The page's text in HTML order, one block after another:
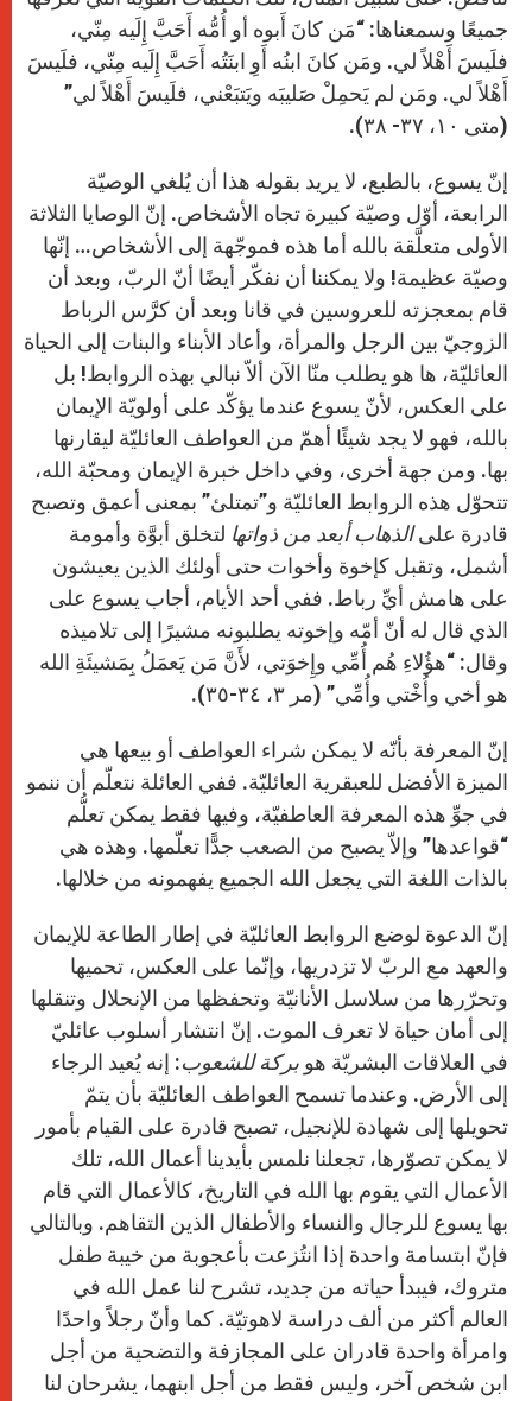
جميعًا وسمعناها: “مَن كانَ أَبوه أو أُمُّه أَحَبَّ إِلَيه مِنّي،
فلَيسَ أَهْلاً لي. ومَن كانَ ابنُه أَوِ ابنَتُه أَحَبَّ إِلَيه مِنّي، فلَيسَ
أَهْلاً لي. ومَن لم يَحمِلْ صَليبَه ويَتبَعْني، فلَيسَ أَهْلاً لي”
(متى ١٠، ٣٧- ٣٨).
إنّ يسوع، بالطبع، لا يريد بقوله هذا أن يُلغي الوصيّة
الرابعة، أوّل وصيّة كبيرة تجاه الأشخاص. إنّ الوصايا الثلاثة
الأولى متعلَّقة بالله أما هذه فموجّهة إلى الأشخاص… إنّها
وصيّة عظيمة! ولا يمكننا أن نفكّر أيضًا أنّ الربّ، وبعد أن
قام بمعجزته للعروسين في قانا وبعد أن كرَّس الرباط
الزوجيّ بين الرجل والمرأة، وأعاد الأبناء والبنات إلى الحياة
العائليّة، ها هو يطلب منّا الآن ألاّ نبالي بهذه الروابط! بل
على العكس، لأنّ يسوع عندما يؤكّد على أولويّة الإيمان
بالله، فهو لا يجد شيئًا أهمّ من العواطف العائليّة ليقارنها
بها. ومن جهة أخرى، وفي داخل خبرة الإيمان ومحبّة الله،
تتحوّل هذه الروابط العائليّة و”تمتلئ” بمعنى أعمق وتصبح
قادرة علىالذهاب أبعد من ذواتها لتخلق أبوَّة وأمومة
أشمل، وتقبل كإخوة وأخوات حتى أولئك الذين يعيشون
على هامش أيِّ رباط. ففي أحد الأيام، أجاب يسوع على
الذي قال له أنّ أمّه وإخوته يطلبونه مشيرًا إلى تلاميذه
وقال: “هؤُلاءِ هُم أُمِّي وإِخوَتي، لأَنَّ مَن يَعمَلُ بِمَشيئَةِ الله
هو أخي وأُخْتي وأُمِّي” (مر ٣، ٣٤-٣٥).
إنّ المعرفة بأنّه لا يمكن شراء العواطف أو بيعها هي
الميزة الأفضل للعبقرية العائليّة. ففي العائلة نتعلّم أن ننمو
في جوِّ هذه المعرفة العاطفيّة، وفيها فقط يمكن تعلُّم
“قواعدها” وإلاّ يصبح من الصعب جدًّا تعلّمها. وهذه هي
بالذات اللغة التي يجعل الله الجميع يفهمونه من خلالها.
إنّ الدعوة لوضع الروابط العائليّة في إطار الطاعة للإيمان
والعهد مع الربّ لا تزدريها، وإنّما على العكس، تحميها
وتحرّرها من سلاسل الأنانيّة وتحفظها من الإنحلال وتنقلها
إلى أمان حياة لا تعرف الموت. إنّ انتشار أسلوب عائليّ
في العلاقات البشريّة هو بركة للشعوب: إنه يُعيد الرجاء
إلى الأرض. وعندما تسمح العواطف العائليّة بأن يتمّ
تحويلها إلى شهادة للإنجيل، تصبح قادرة على القيام بأمور
لا يمكن تصوّرها، تجعلنا نلمس بأيدينا أعمال الله، تلك
الأعمال التي يقوم بها الله في التاريخ، كالأعمال التي قام
بها يسوع للرجال والنساء والأطفال الذين التقاهم. وبالتالي
فإنّ ابتسامة واحدة إذا انتُزعت بأعجوبة من خيبة طفل
متروك، فيبدأ حياته من جديد، تشرح لنا عمل الله في
العالم أكثر من ألف دراسة لاهوتيّة. كما وأنّ رجلاً واحدًا
وامرأة واحدة قادران على المجازفة والتضحية من أجل
ابن شخص آخر، وليس فقط من أجل ابنهما، يشرحان لنا